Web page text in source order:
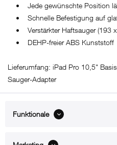
• Jede gewünschte Position
• Schnelle Befestigung auf
• Verstärkter Haftsauger (193
• DEHP-freier ABS Kunststoff
Lieferumfang: iPad Pro 10,5"
Sauger-Adapter
Funktionale